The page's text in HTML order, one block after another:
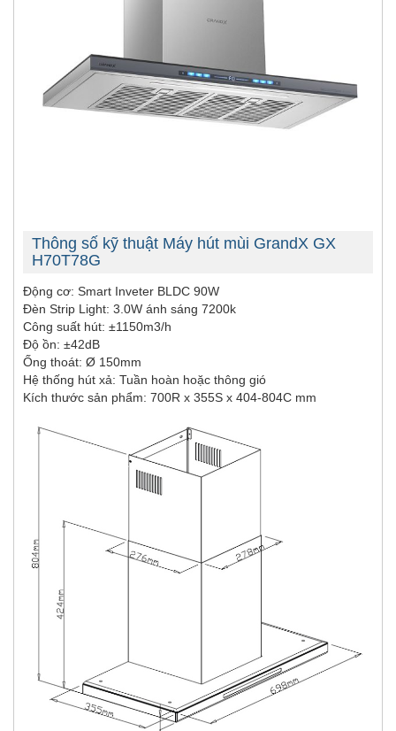
Thông số kỹ thuật Máy hút mùi GrandX GX
H70T78G
Động cơ: Smart Inveter BLDC 90W
Đèn Strip Light: 3.0W ánh sáng 7200k
Công suất hút: ±1150m3/h
Độ ồn: ±42dB
Ống thoát: Ø 150mm
Hệ thống hút xả: Tuần hoàn hoặc thông gió
Kích thước sản phẩm: 700R x 355S x 404-804C mm